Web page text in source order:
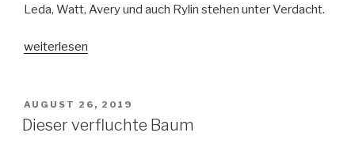
Leda, Watt, Avery und auch Rylin stehen unter Verdacht.
„Beautiful
3
–
weiterlesen
VERÖFFENTLICHT
AM
AUGUST 26, 2019
Dieser verfluchte Baum